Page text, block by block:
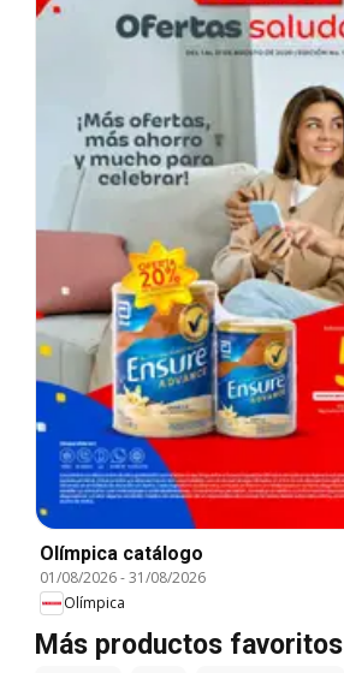
Olímpica catálogo
01/08/2026-31/08/2026
Olímpica
Más productos favoritos